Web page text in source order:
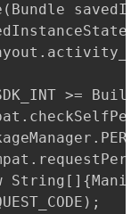
>=